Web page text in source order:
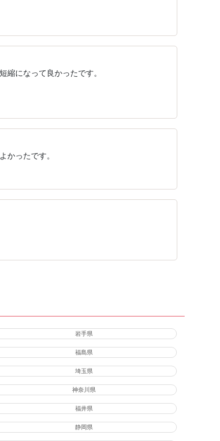
縮になって良かったです。
かったです。
岩手県
福島県
埼玉県
神奈川県
福井県
静岡県